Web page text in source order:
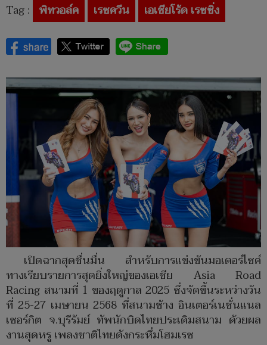
Tag : พิทวอล์ค เรซควีน เอเชียโร้ด เรซซิ่ง
เปิดฉากสุดชื่นมื่น สำหรับการแข่งขันมอเตอร์ไซค์
ทางเรียบรายการสุดยิ่งใหญ่ของเอเชีย Asia Road
Racing สนามที่ 1 ของฤดูกาล 2025 ซึ่งจัดขึ้นระหว่างวัน
ที่ 25-27 เมษายน 2568 ที่สนามช้าง อินเตอร์เนชั่นแนล
เซอร์กิต จ.บุรีรัมย์ ทัพนักบิดไทยประเดิมสนาม ด้วยผล
งานสุดหรู เพลงชาติไทยดังกระหึ่มโฮมเรซ